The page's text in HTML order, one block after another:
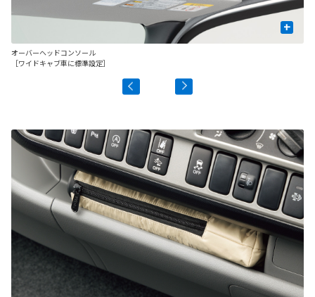
+
オーバーヘッドコンソール
［ワイドキャブ車に標準設定］